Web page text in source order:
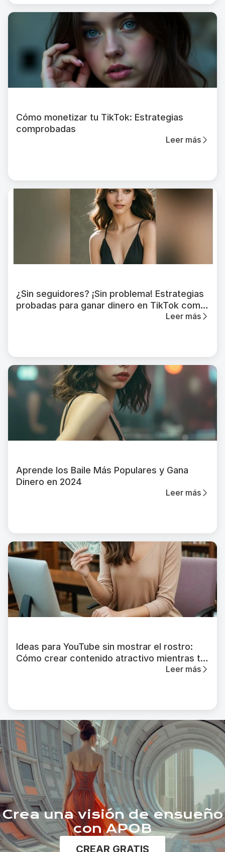
Cómo monetizar tu TikTok: Estrategias
comprobadas
Leer más
¿Sin seguidores? ¡Sin problema! Estrategias
probadas para ganar dinero en TikTok como
Leer más
Aprende los Baile Más Populares y Gana
Dinero en 2024
Leer más
Ideas para YouTube sin mostrar el rostro:
Cómo crear contenido atractivo mientras te
Leer más
Crea una visión de ensueño
con APOB
CREAR GRATIS